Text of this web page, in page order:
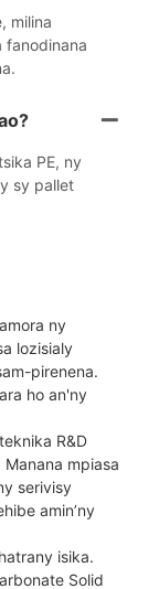
milina
fanodinana
PE, ny
sy pallet
ny
lozisialy
pirenena.
ho an'ny
R&D
mpiasa
serivisy
amin’ny
isika.
Solid